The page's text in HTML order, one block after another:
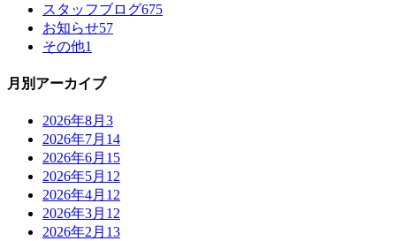
スタッフブログ675
お知らせ57
その他1
月別アーカイブ
2026年8月 3
2026年7月 14
2026年6月 15
2026年5月 12
2026年4月 12
2026年3月 12
2026年2月 13